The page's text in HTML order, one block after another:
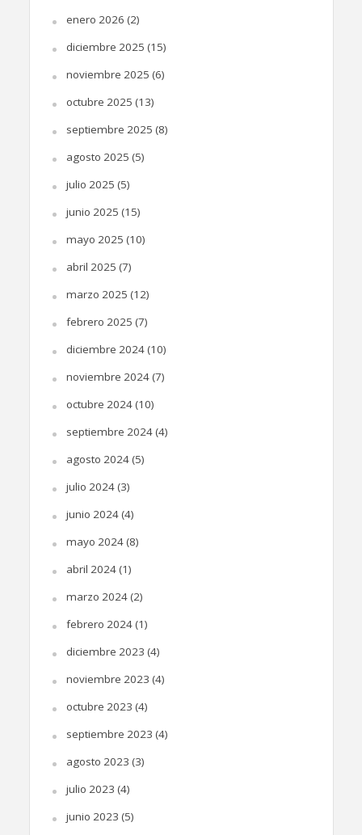
enero 2026 (2)
diciembre 2025 (15)
noviembre 2025 (6)
octubre 2025 (13)
septiembre 2025 (8)
agosto 2025 (5)
julio 2025 (5)
junio 2025 (15)
mayo 2025 (10)
abril 2025 (7)
marzo 2025 (12)
febrero 2025 (7)
diciembre 2024(10)
noviembre 2024(7)
octubre 2024(10)
septiembre 2024(4)
agosto 2024(5)
julio 2024(3)
junio 2024(4)
mayo 2024(8)
abril 2024(1)
marzo 2024(2)
febrero 2024(1)
diciembre 2023 (4)
noviembre 2023 (4)
octubre 2023 (4)
septiembre 2023 (4)
agosto 2023 (3)
julio 2023 (4)
junio 2023 (5)